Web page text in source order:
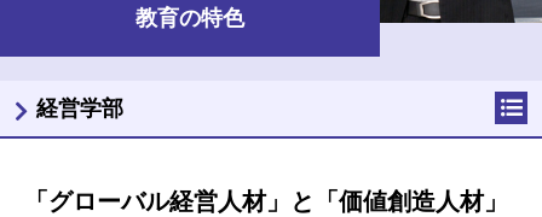
教育の特色
「グローバル経営人材」と「価値創造人材」
経営学部